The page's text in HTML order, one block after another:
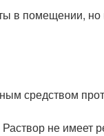
в помещении, но
средством
не имеет